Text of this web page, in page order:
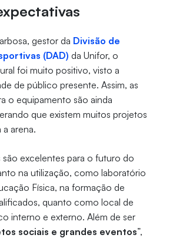
gestor da Divisão de
(DAD) da Unifor, o
foi muito positivo, visto a
de público presente. Assim, as
o equipamento são ainda
que existem muitos projetos
a arena.
são excelentes para o futuro do
na utilização, como laboratório
Física, na formação de
quanto como local de
interno e externo. Além de ser
sociais e grandes eventos”,